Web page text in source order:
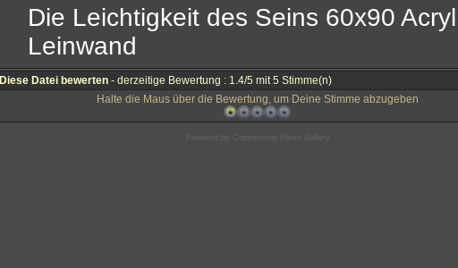
Die Leichtigkeit des Seins 60x90
Leinwand
Diese Datei bewerten - derzeitige Bewertung : 1.4/5 mit 5 Stimme(n)
Halte die Maus über die Bewertung, um Deine Stimme abzugeben